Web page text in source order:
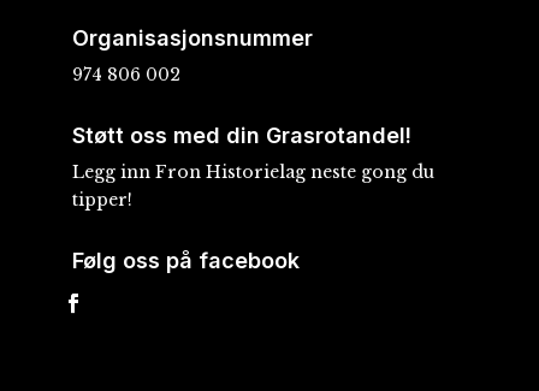
Organisasjonsnummer
974 806 002
Støtt oss med din Grasrotandel!
Legg inn Fron Historielag neste gong du
tipper!
Følg oss på facebook